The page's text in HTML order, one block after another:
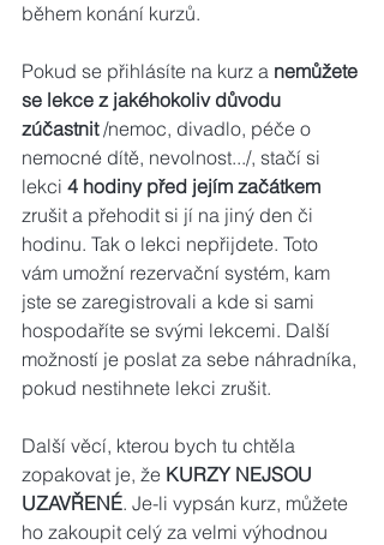
během konání kurzů.
Pokud se přihlásíte na kurz a nemůžete
se lekce z jakéhokoliv důvodu
zúčastnit /nemoc, divadlo, péče o
nemocné dítě, nevolnost.../, stačí si
lekci 4 hodiny před jejím začátkem
zrušit a přehodit si jí na jiný den či
hodinu. Tak o lekci nepřijdete. Toto
vám umožní rezervační systém, kam
jste se zaregistrovali a kde si sami
hospodaříte se svými lekcemi. Další
možností je poslat za sebe náhradníka,
pokud nestihnete lekci zrušit.
Další věcí, kterou bych tu chtěla
zopakovat je, že KURZY NEJSOU
UZAVŘENÉ. Je-li vypsán kurz, můžete
ho zakoupit celý za velmi výhodnou